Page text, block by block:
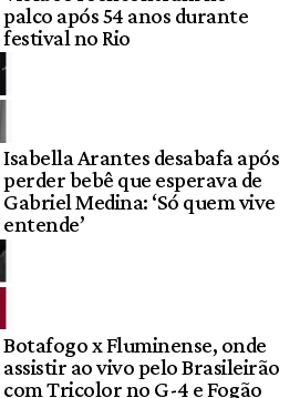
palco após 54 anos durante
festival no Rio
Isabella Arantes desabafa após
perder bebê que esperava de
Gabriel Medina: ‘Só quem vive
entende’
Botafogo x Fluminense, onde
assistir ao vivo pelo Brasileirão
com Tricolor no G-4 e Fogão